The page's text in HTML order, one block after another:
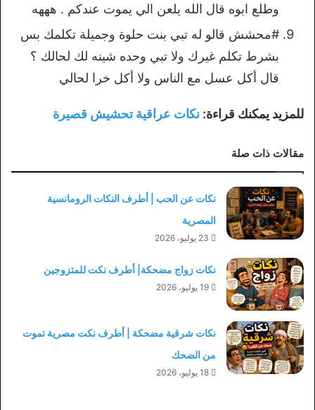
وطلع ابوه قال الله يلعن الي يموت عندكم . هههه
#محشش قالو له تبي بنت حلوة وجميلة تكلمك بس
بشرط تكلم غيرك ولا تبي وحده شينه لك لحالك ؟
قال أكل عسل مع الناس ولا أكل خرا لحالي
للمزيد يمكنك قراءة: نكات عراقية تحشيش قصيرة
مقالات ذات صلة
نكات عن الحب | أطرف النكات الرومانسية
المصرية
23 يوليو، 2026
نكات زواج مضحكة| أطرف نكت للمتزوجين
19 يوليو، 2026
نكات شرقية مضحكة | أطرف نكت مصرية تموت
من الضحك
18 يوليو، 2026